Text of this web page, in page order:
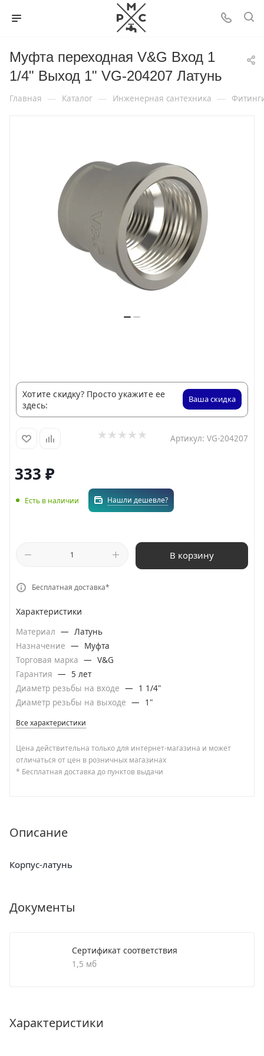
Муфта переходная V&G Вход 1
1/4" Выход 1" VG-204207 Латунь
Главная — Каталог — Инженерная сантехника —
Хотите скидку? Просто укажите ее
здесь:
Ваша скидка
Артикул: VG-204207
333 ₽
Есть в наличии Нашли дешевле?
В корзину
Бесплатная доставка*
Характеристики
Материал — Латунь
Назначение —
Муфта
Торговая марка — V&G
Гарантия — 5 лет
Диаметр резьбы на входе —
1 1/4"
Диаметр резьбы на выходе — 1"
Все характеристики
Цена действительна только для интернет-магазина и может
отличаться от цен в розничных магазинах
* Бесплатная доставка до пунктов выдачи
Описание
Корпус-латунь
Документы
Сертификат соответствия
1,5 мб
Характеристики